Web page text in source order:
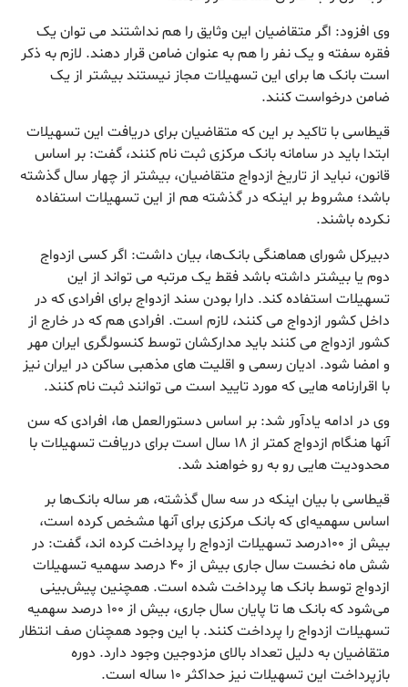
وی افزود: اگر متقاضیان این وثایق را هم نداشتند می توان یک
فقره سفته و یک نفر را هم به عنوان ضامن قرار دهند. لازم به ذکر
است بانک ها برای این تسهیلات مجاز نیستند بیشتر از یک
ضامن درخواست کنند.
قیطاسی با تاکید بر این که متقاضیان برای دریافت این تسهیلات
ابتدا باید در سامانه بانک مرکزی ثبت نام کنند، گفت: بر اساس
قانون، نباید از تاریخ ازدواج متقاضیان، بیشتر از چهار سال گذشته
باشد؛ مشروط بر اینکه در گذشته هم از این تسهیلات استفاده
نکرده باشند.
دبیرکل شورای هماهنگی بانک‌ها، بیان داشت: اگر کسی ازدواج
دوم یا بیشتر داشته باشد فقط یک مرتبه می تواند از این
تسهیلات استفاده کند. دارا بودن سند ازدواج برای افرادی که در
داخل کشور ازدواج می کنند، لازم است. افرادی هم که در خارج از
کشور ازدواج می کنند باید مدارکشان توسط کنسولگری ایران مهر
و امضا شود. ادیان رسمی و اقلیت های مذهبی ساکن در ایران نیز
با اقرارنامه هایی که مورد تایید است می توانند ثبت نام کنند.
وی در ادامه یادآور شد: بر اساس دستورالعمل ها، افرادی که سن
آنها هنگام ازدواج کمتر از ۱۸ سال است برای دریافت تسهیلات با
محدودیت هایی رو به رو خواهند شد.
قیطاسی با بیان اینکه در سه سال گذشته، هر ساله بانک‌ها بر
اساس سهمیه‌ای که بانک مرکزی برای آنها مشخص کرده است،
بیش از ۱۰۰درصد تسهیلات ازدواج را پرداخت کرده اند، گفت: در
شش ماه نخست سال جاری بیش از ۴۰ درصد سهمیه تسهیلات
ازدواج توسط بانک ها پرداخت شده است. همچنین پیش‌بینی
می‌شود که بانک ها تا پایان سال جاری، بیش از ۱۰۰ درصد سهمیه
تسهیلات ازدواج را پرداخت کنند. با این وجود همچنان صف انتظار
متقاضیان به دلیل تعداد بالای مزدوجین وجود دارد. دوره
بازپرداخت این تسهیلات نیز حداکثر ۱۰ ساله است.